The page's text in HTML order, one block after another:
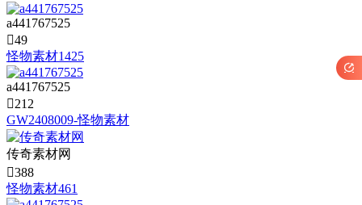
a441767525
49
怪物素材1425
a441767525
212
GW2408009-怪物素材
传奇素材网
388
怪物素材461
